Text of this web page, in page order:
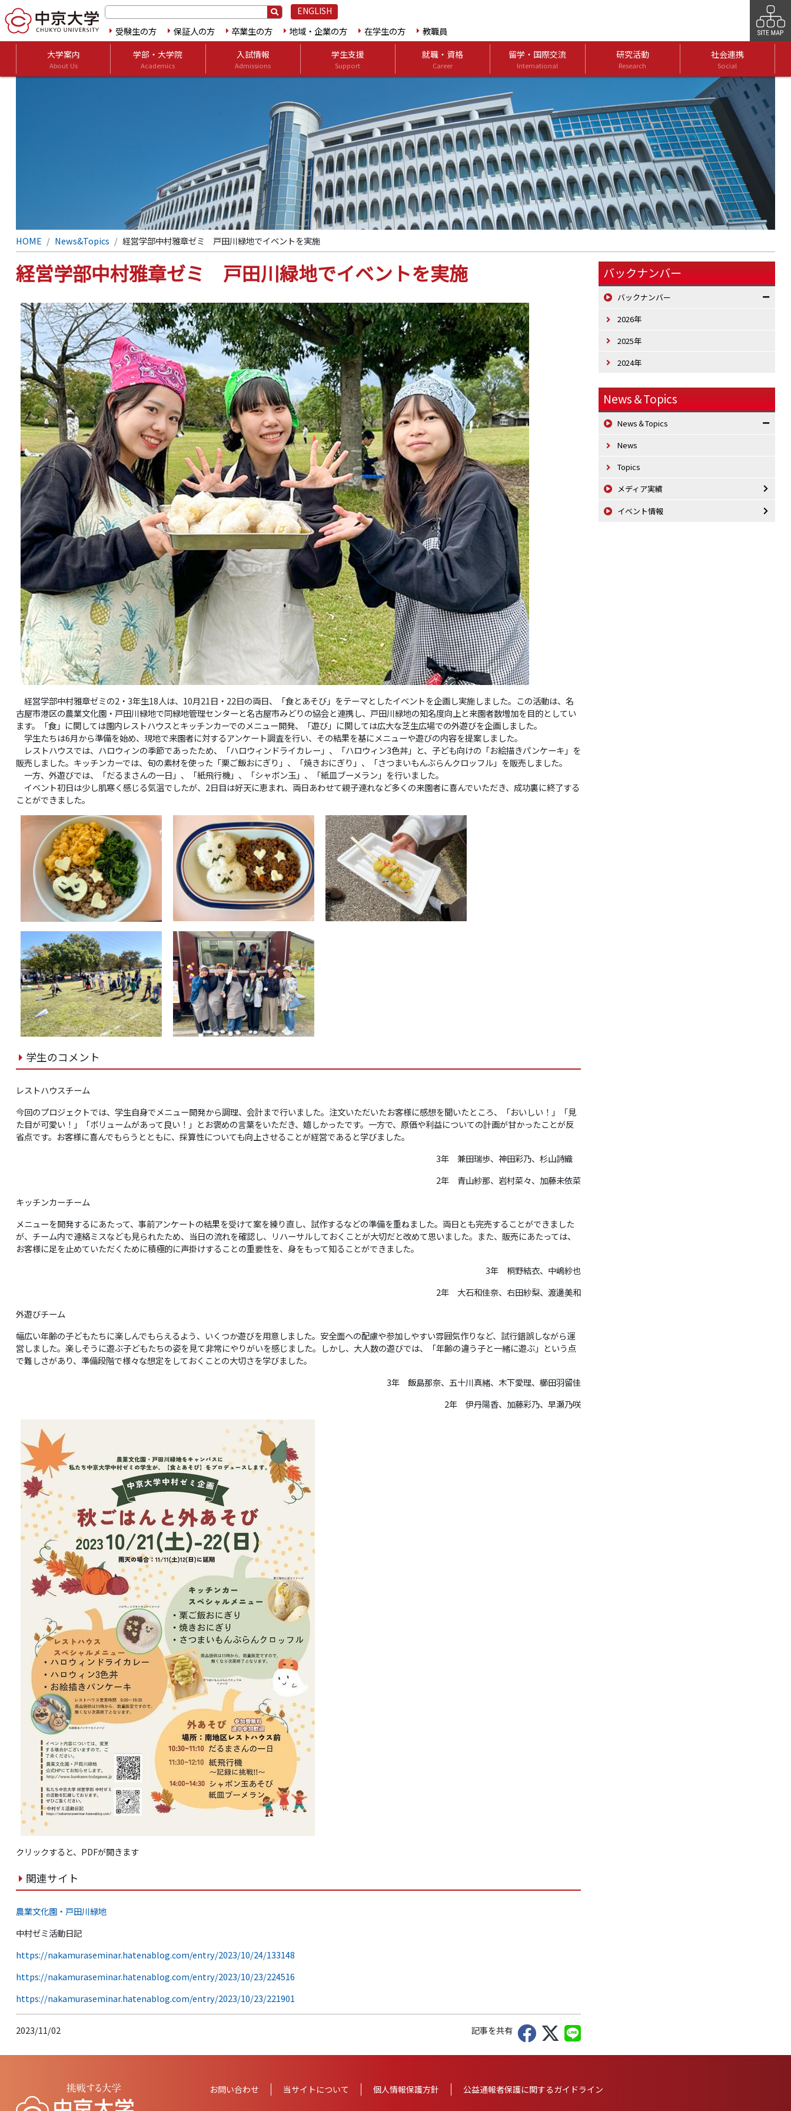
ENGLISH
受験生の方 保証人の方 卒業生の方 地域・企業の方 在学生の方 教職員
大学案内
About Us
学部・大学院
Academics
入試情報
Admissions
学生支援
Support
就職・資格
Career
留学・国際交流
International
研究活動
Research
社会連携
Social
HOME News&Topics 経営学部中村雅章ゼミ 戸田川緑地でイベントを実施
経営学部中村雅章ゼミ 戸田川緑地でイベントを実施
経営学部中村雅章ゼミの2・3年生18人は、10月21日・22日の両日、「食とあそび」をテーマとしたイベントを企画し実施しました。この活動は、名
古屋市港区の農業文化園・戸田川緑地で同緑地管理センターと名古屋市みどりの協会と連携し、戸田川緑地の知名度向上と来園者数増加を目的としてい
ます。「食」に関しては園内レストハウスとキッチンカーでのメニュー開発、「遊び」に関しては広大な芝生広場での外遊びを企画しました。
学生たちは6月から準備を始め、現地で来園者に対するアンケート調査を行い、その結果を基にメニューや遊びの内容を提案しました。
レストハウスでは、ハロウィンの季節であったため、「ハロウィンドライカレー」、「ハロウィン3色丼」と、子ども向けの「お絵描きパンケーキ」を
販売しました。キッチンカーでは、旬の素材を使った「栗ご飯おにぎり」、「焼きおにぎり」、「さつまいもんぶらんクロッフル」を販売しました。
一方、外遊びでは、「だるまさんの一日」、「紙飛行機」、「シャボン玉」、「紙皿ブーメラン」を行いました。
イベント初日は少し肌寒く感じる気温でしたが、2日目は好天に恵まれ、両日あわせて親子連れなど多くの来園者に喜んでいただき、成功裏に終了する
ことができました。
学生のコメント
レストハウスチーム
今回のプロジェクトでは、学生自身でメニュー開発から調理、会計まで行いました。注文いただいたお客様に感想を聞いたところ、「おいしい！」「見
た目が可愛い！」「ボリュームがあって良い！」とお褒めの言葉をいただき、嬉しかったです。一方で、原価や利益についての計画が甘かったことが反
省点です。お客様に喜んでもらうとともに、採算性についても向上させることが経営であると学びました。
3年 兼田瑞歩、神田彩乃、杉山詩織
2年 青山紗那、岩村菜々、加藤未依菜
キッチンカーチーム
メニューを開発するにあたって、事前アンケートの結果を受けて案を練り直し、試作するなどの準備を重ねました。両日とも完売することができました
が、チーム内で連絡ミスなども見られたため、当日の流れを確認し、リハーサルしておくことが大切だと改めて思いました。また、販売にあたっては、
お客様に足を止めていただくために積極的に声掛けすることの重要性を、身をもって知ることができました。
3年 桐野結衣、中嶋紗也
2年 大石和佳奈、右田紗梨、渡邊美和
外遊びチーム
幅広い年齢の子どもたちに楽しんでもらえるよう、いくつか遊びを用意しました。安全面への配慮や参加しやすい雰囲気作りなど、試行錯誤しながら運
営しました。楽しそうに遊ぶ子どもたちの姿を見て非常にやりがいを感じました。しかし、大人数の遊びでは、「年齢の違う子と一緒に遊ぶ」という点
で難しさがあり、準備段階で様々な想定をしておくことの大切さを学びました。
3年 飯島那奈、五十川真緒、木下愛理、櫛田羽留佳
2年 伊丹陽香、加藤彩乃、早瀬乃咲
クリックすると、PDFが開きます
関連サイト
農業文化園・戸田川緑地
中村ゼミ活動日記
https://nakamuraseminar.hatenablog.com/entry/2023/10/24/133148
https://nakamuraseminar.hatenablog.com/entry/2023/10/23/224516
https://nakamuraseminar.hatenablog.com/entry/2023/10/23/221901
2023/11/02 記事を共有
バックナンバー
バックナンバー
2026年
2025年
2024年
News＆Topics
News＆Topics
News
Topics
メディア実績
イベント情報
お問い合わせ 当サイトについて 個人情報保護方針 公益通報者保護に関するガイドライン